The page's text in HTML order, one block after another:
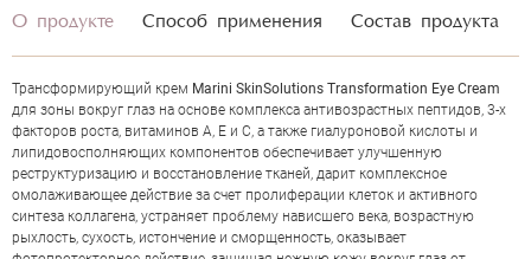
О продукте Способ применения Состав продукта
Трансформирующий крем Marini SkinSolutions Transformation Eye Cream
для зоны вокруг глаз на основе комплекса антивозрастных пептидов, 3-х
факторов роста, витаминов А, Е и С, а также гиалуроновой кислоты и
липидовосполняющих компонентов обеспечивает улучшенную
реструктуризацию и восстановление тканей, дарит комплексное
омолаживающее действие за счет пролиферации клеток и активного
синтеза коллагена, устраняет проблему нависшего века, возрастную
рыхлость, сухость, истончение и сморщенность, оказывает